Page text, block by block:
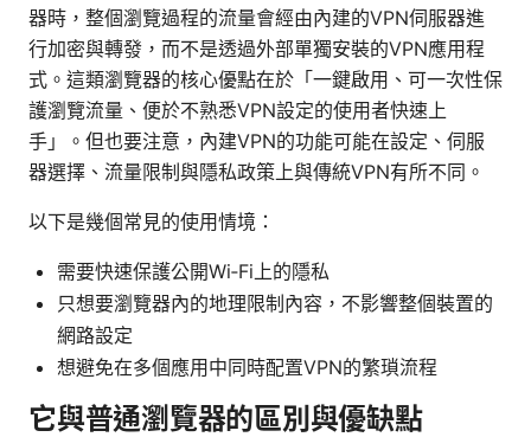
器時，整個瀏覽過程的流量會經由內建的VPN伺服器進
行加密與轉發，而不是透過外部單獨安裝的VPN應用程
式。這類瀏覽器的核心優點在於「一鍵啟用、可一次性保
護瀏覽流量、便於不熟悉VPN設定的使用者快速上
手」。但也要注意，內建VPN的功能可能在設定、伺服
器選擇、流量限制與隱私政策上與傳統VPN有所不同。
以下是幾個常見的使用情境：
需要快速保護公開Wi‑Fi上的隱私
只想要瀏覽器內的地理限制內容，不影響整個裝置的
網路設定
想避免在多個應用中同時配置VPN的繁瑣流程
它與普通瀏覽器的區別與優缺點